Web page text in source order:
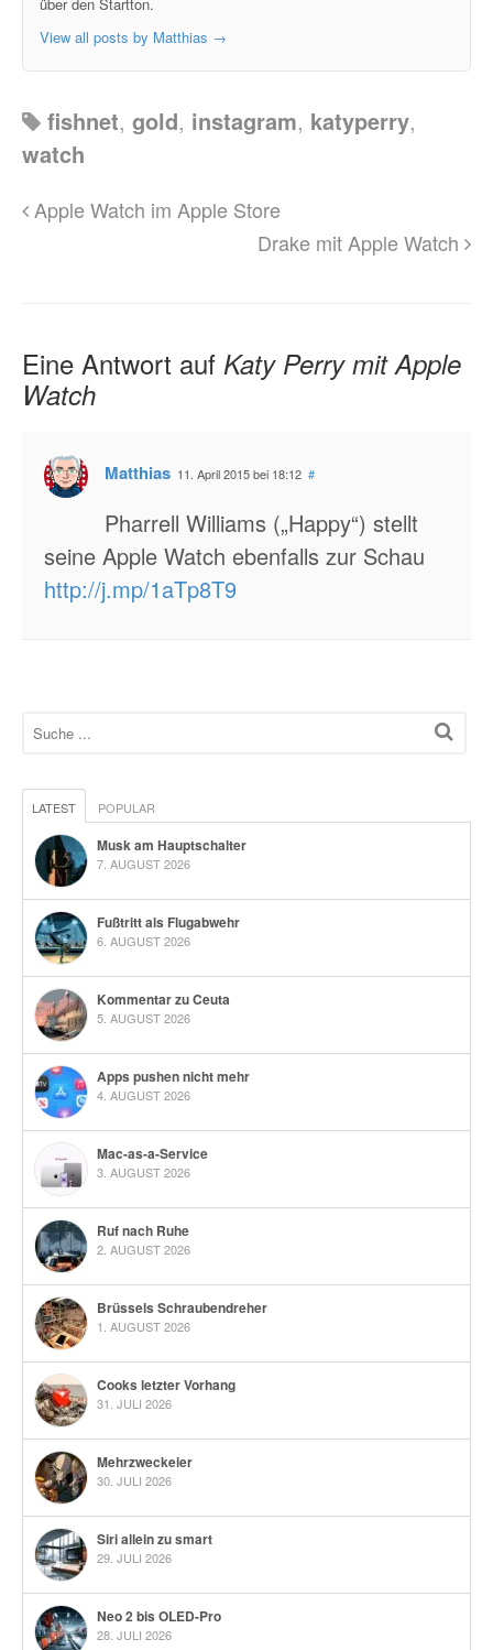
View all posts by Matthias →
fishnet, gold, instagram, katyperry,
watch
Apple Watch im Apple Store
Drake mit Apple Watch
Eine Antwort auf Katy Perry mit Apple
Watch
Matthias 11. April 2015 bei 18:12 #
Pharrell Williams („Happy“) stellt
seine Apple Watch ebenfalls zur Schau
http://j.mp/1aTp8T9
LATEST POPULAR
Musk am Hauptschalter
7. AUGUST 2026
Fußtritt als Flugabwehr
6. AUGUST 2026
Kommentar zu Ceuta
5. AUGUST 2026
Apps pushen nicht mehr
4. AUGUST 2026
Mac-as-a-Service
3. AUGUST 2026
Ruf nach Ruhe
2. AUGUST 2026
Brüssels Schraubendreher
1. AUGUST 2026
Cooks letzter Vorhang
31. JULI 2026
Mehrzweckeier
30. JULI 2026
Siri allein zu smart
29. JULI 2026
Neo 2 bis OLED-Pro
28. JULI 2026